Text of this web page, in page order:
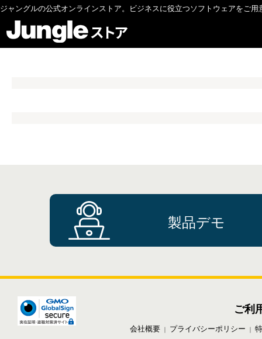
ジャングルの公式オンラインストア。ビジネスに役立つソフトウェアをご用
製品デモ
ご利
会社概要｜ プライバシーポリシー ｜